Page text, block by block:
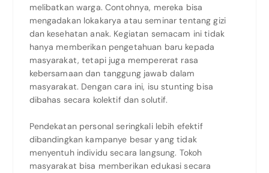
melibatkan warga. Contohnya, mereka bisa
mengadakan lokakarya atau seminar tentang gizi
dan kesehatan anak. Kegiatan semacam ini tidak
hanya memberikan pengetahuan baru kepada
masyarakat, tetapi juga mempererat rasa
kebersamaan dan tanggung jawab dalam
masyarakat. Dengan cara ini, isu stunting bisa
dibahas secara kolektif dan solutif.
Pendekatan personal seringkali lebih efektif
dibandingkan kampanye besar yang tidak
menyentuh individu secara langsung. Tokoh
masyarakat bisa memberikan edukasi secara